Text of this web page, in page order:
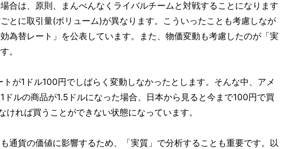
合は、原則、まんべんなくライバルチームと対戦することになります
とに取引量(ボリューム)が異なります。こういったことも考慮しなが
為替レート」を公表しています。また、物価変動も考慮したのが「実
。
が1ドル100円でしばらく変動しなかったとします。そんな中、アメ
ドルの商品が1.5ドルになった場合、日本から見ると今まで100円で買
ければ買うことができない状態になっています。
通貨の価値に影響するため、「実質」で分析することも重要です。以